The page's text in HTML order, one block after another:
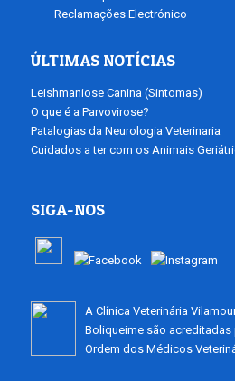
Reclamações Electrónico
ÚLTIMAS NOTÍCIAS
Leishmaniose Canina (Sintomas)
O que é a Parvovirose?
Patalogias da Neurologia Veterinaria
Cuidados a ter com os Animais
SIGA-NOS
A Clínica Veterinária
Boliqueime são acreditadas
Ordem dos Médicos